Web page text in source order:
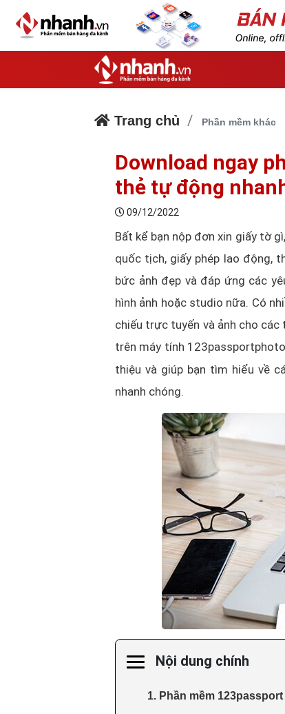
Trang chủ Phần mềm khác
Download ngay
thẻ tự động
09/12/2022
Bất kể bạn nộp đơn xin giấy tờ
quốc tịch, giấy phép lao động,
bức ảnh đẹp và đáp ứng các
hình ảnh hoặc studio nữa. Có
chiếu trực tuyến và ảnh cho
trên máy tính
thiệu và giúp bạn tìm hiểu về
nhanh chóng.
Nội dung chính
1. Phần mềm